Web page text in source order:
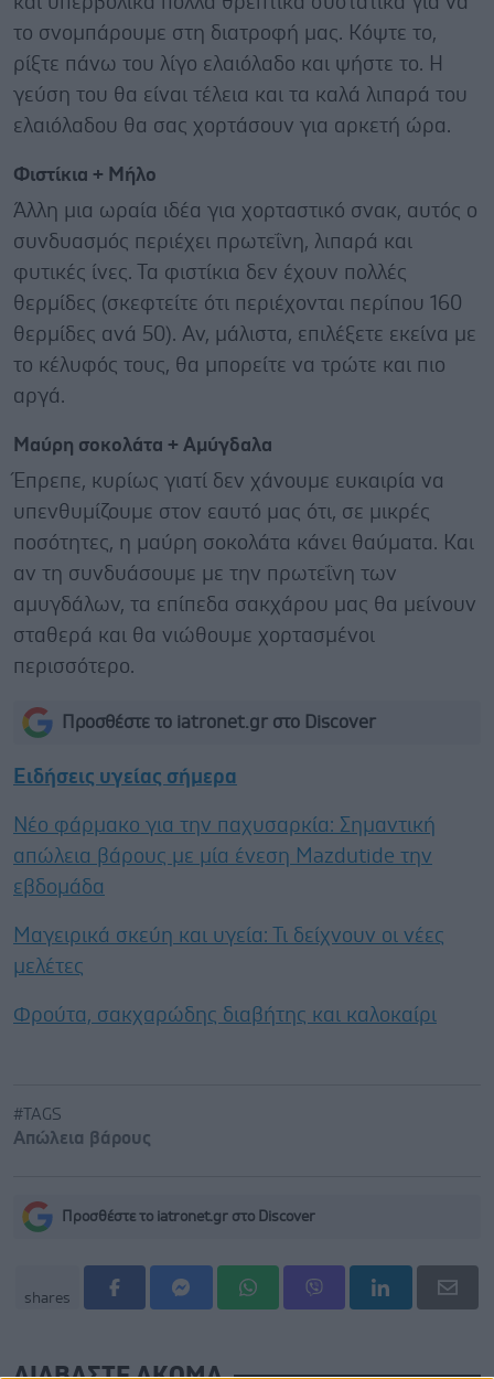
το σνομπάρουμε στη διατροφή μας. Κόψτε το,
ρίξτε πάνω του λίγο ελαιόλαδο και ψήστε το. Η
γεύση του θα είναι τέλεια και τα καλά λιπαρά του
ελαιόλαδου θα σας χορτάσουν για αρκετή ώρα.
Φιστίκια + Μήλο
Άλλη μια ωραία ιδέα για χορταστικό σνακ, αυτός ο
συνδυασμός περιέχει πρωτεΐνη, λιπαρά και
φυτικές ίνες. Τα φιστίκια δεν έχουν πολλές
θερμίδες (σκεφτείτε ότι περιέχονται περίπου 160
θερμίδες ανά 50). Αν, μάλιστα, επιλέξετε εκείνα με
το κέλυφός τους, θα μπορείτε να τρώτε και πιο
αργά.
Μαύρη σοκολάτα + Αμύγδαλα
Έπρεπε, κυρίως γιατί δεν χάνουμε ευκαιρία να
υπενθυμίζουμε στον εαυτό μας ότι, σε μικρές
ποσότητες, η μαύρη σοκολάτα κάνει θαύματα. Και
αν τη συνδυάσουμε με την πρωτεΐνη των
αμυγδάλων, τα επίπεδα σακχάρου μας θα μείνουν
σταθερά και θα νιώθουμε χορτασμένοι
περισσότερο.
Προσθέστε το iatronet.gr στο Discover
Ειδήσεις υγείας σήμερα
Νέο φάρμακο για την παχυσαρκία: Σημαντική
απώλεια βάρους με μία ένεση Mazdutide την
εβδομάδα
Μαγειρικά σκεύη και υγεία: Τι δείχνουν οι νέες
μελέτες
Φρούτα, σακχαρώδης διαβήτης και καλοκαίρι
#TAGS
Απώλεια βάρους
Προσθέστε το iatronet.gr στο Discover
shares